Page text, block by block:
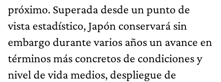
próximo. Superada desde un punto de
vista estadístico, Japón conservará sin
embargo durante varios años un avance en
términos más concretos de condiciones y
nivel de vida medios, despliegue de